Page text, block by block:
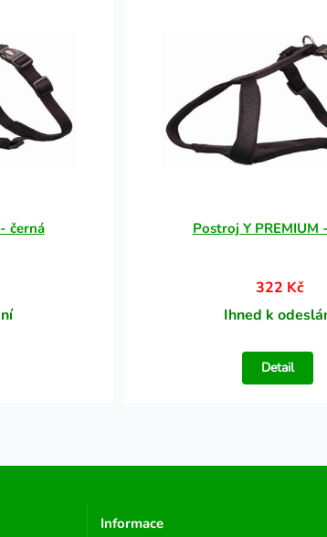
černá Postroj Y PREMIUM
322 Kč
Ihned k
Detail
Informace